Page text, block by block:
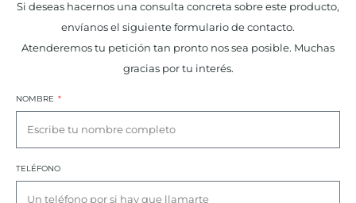
Si deseas hacernos una consulta concreta sobre este producto,
envíanos el siguiente formulario de contacto.
Atenderemos tu petición tan pronto nos sea posible. Muchas
gracias por tu interés.
NOMBRE
TELÉFONO